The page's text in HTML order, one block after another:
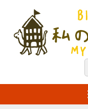
私の人生、